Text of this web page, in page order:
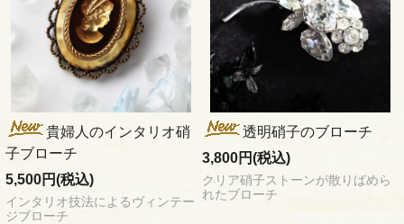
貴婦人のインタリオ硝
子ブローチ
5,500円(税込)
インタリオ技法によるヴィンテー
ジブローチ
透明硝子のブローチ
3,800円(税込)
クリア硝子ストーンが散りばめら
れたブローチ